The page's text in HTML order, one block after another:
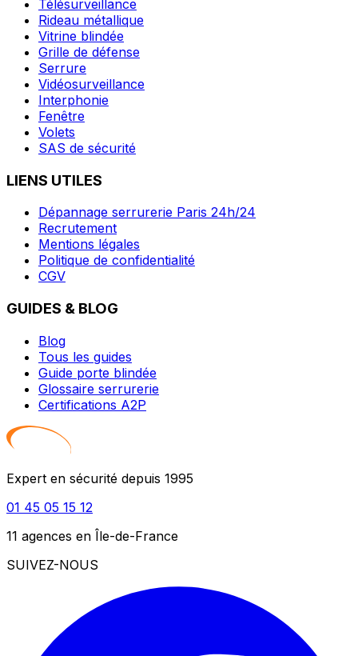
Télésurveillance
Rideau métallique
Vitrine blindée
Grille de défense
Serrure
Vidéosurveillance
Interphonie
Fenêtre
Volets
SAS de sécurité
LIENS UTILES
Dépannage serrurerie Paris 24h/24
Recrutement
Mentions légales
Politique de confidentialité
CGV
GUIDES & BLOG
Blog
Tous les guides
Guide porte blindée
Glossaire serrurerie
Certifications A2P
Expert en sécurité depuis 1995
01 45 05 15 12
11 agences en Île-de-France
SUIVEZ-NOUS